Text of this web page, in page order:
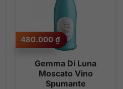
Gemma Di Luna
Moscato Vino
Spumante
480.000 ₫